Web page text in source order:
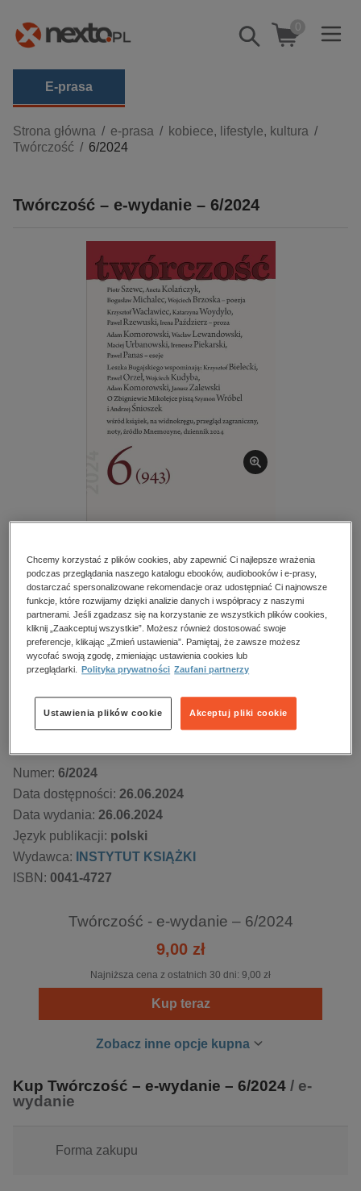
Pokaż/schowaj
wyszukiwarkę
0
E-prasa
Kategorie
Zobacz wszystkie E-prasa
biznesowe, branżowe, gospodarka
darmowe wydania
dzienniki
hobby, sport, rozrywka
komputery, internet, technologie, informatyka
kobiece, lifestyle, kultura
polityka, społeczno-informacyjne
psychologiczne
popularno-naukowe
zdrowie
Strona główna e-prasa
kobiece, lifestyle, kultura
Twórczość
6/2024
Twórczość – e-wydanie – 6/2024
Przeczytaj fragment
Twórczość – e-wydanie – 6/2024
Numery archiwalne
Ocena:
Oceń produkt
Numer: 6/2024
Data dostępności: 26.06.2024
Data wydania: 26.06.2024
Język publikacji: polski
Wydawca:
INSTYTUT KSIĄŻKI
ISBN: 0041-4727
Kupując otrzymujesz format: PDF Dostęp online PDF
Twórczość - e-wydanie – 6/2024
9,00 zł
Najniższa cena z ostatnich 30 dni: 9,00 zł
Kup teraz
Zobacz inne opcje kupna
Kup Twórczość – e-wydanie – 6/2024 / e-
wydanie
Forma zakupu
Chcemy korzystać z plików cookies, aby zapewnić Ci najlepsze wrażenia
podczas przeglądania naszego katalogu ebooków, audiobooków i e-prasy,
dostarczać spersonalizowane rekomendacje oraz udostępniać Ci najnowsze
funkcje, które rozwijamy dzięki analizie danych i współpracy z naszymi
partnerami. Jeśli zgadzasz się na korzystanie ze wszystkich plików cookies,
kliknij „Zaakceptuj wszystkie”. Możesz również dostosować swoje
preferencje, klikając „Zmień ustawienia”. Pamiętaj, że zawsze możesz
wycofać swoją zgodę, zmieniając ustawienia cookies lub
przeglądarki.
Polityka prywatności Zaufani partnerzy
Akceptuj pliki cookie
Ustawienia plików cookie